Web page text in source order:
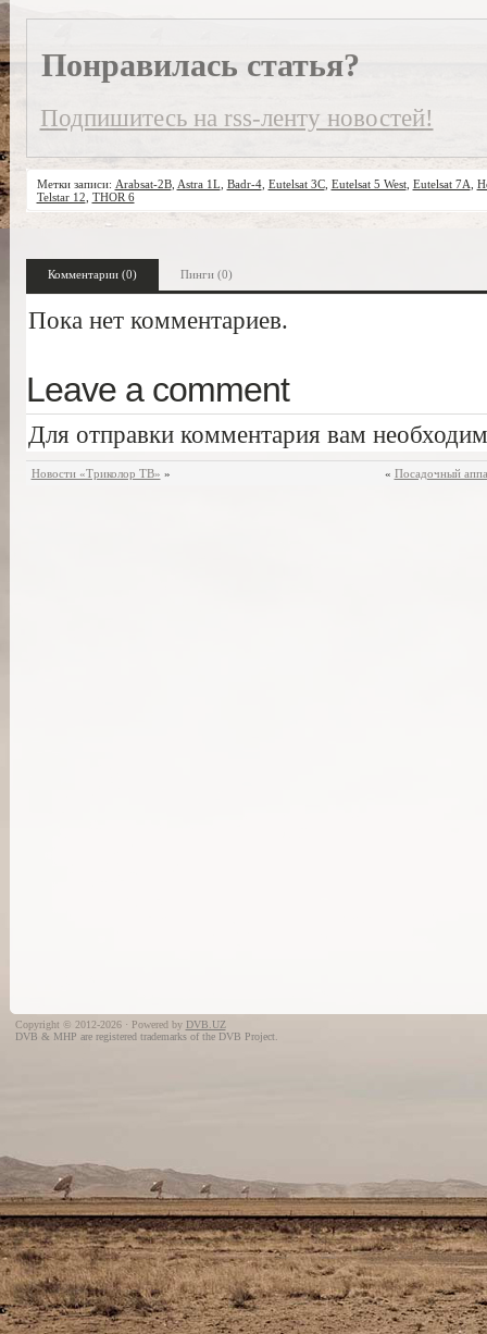
Понравилась статья?
Подпишитесь на rss-ленту новостей!
Метки записи: Arabsat-2B, Astra 1L Badr-4, Eutelsat 3C, Eutelsat 5 West, Eutelsat 7A
Telstar 12 THOR 6
Комментарии (0) Пинги (0)
Пока нет комментариев.
Leave a comment
Для отправки комментария вам
Новости «Триколор ТВ» » « Посадочный
Copyright © 2012-2026 · Powered by DVB.UZ
DVB & MHP are registered trademarks of the DVB Project.